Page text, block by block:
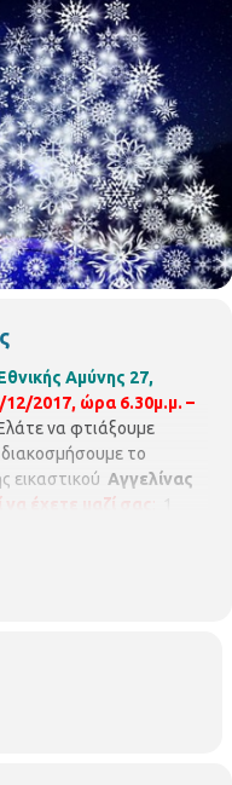
Αμύνης 27,
12/2017, ώρα 6.30μ.μ. –
να φτιάξουμε
διακοσμήσουμε το
εικαστικού Αγγελίνας
έχετε μαζί σας
Με προεγγραφή,